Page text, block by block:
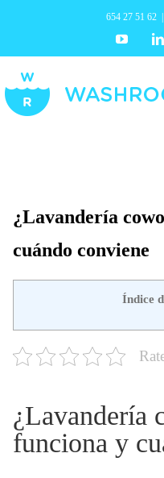
654 27 51 62
Youtube
¿Lavandería
cuándo conviene
Índice
¿Lavandería
funciona y